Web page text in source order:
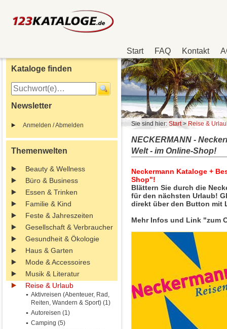
Start FAQ Kontakt
Kataloge finden
Newsletter
Anmelden / Abmelden
Themenwelten
Beauty & Wellness
Büro & Business
Essen & Trinken
Familie & Kind
Feste & Jahreszeiten
Gesellschaft & Verbraucher
Gesundheit & Ökologie
Haus & Garten
Mode & Accessoires
Musik & Literatur
Reise & Urlaub
Aktivreisen (Abenteuer, Rad,
Reiten, Wandern & Sport) (1)
Autoreisen (1)
Camping (5)
Sie sind hier: Start>Reise &
NECKERMANN -
Welt - im Online-Shop!
Neckermann Kataloge +
Shop"!
Blättern Sie durch die
für den nächsten Urlaub!
direkt über den Button mit
Mehr Infos und Link "zum